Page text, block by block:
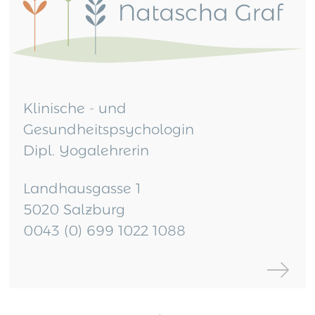
Klinische - und
Gesundheitspsychologin
Dipl. Yogalehrerin
Landhausgasse 1
5020 Salzburg
0043 (0) 699 1022 1088